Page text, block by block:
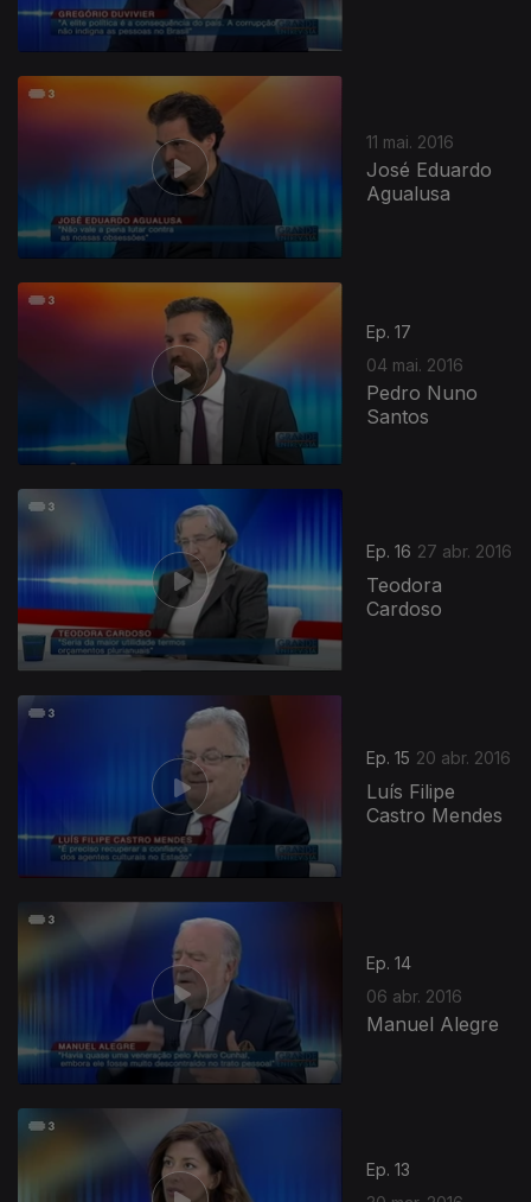
11 mai. 2016
José Eduardo
Agualusa
Ep. 17
04 mai. 2016
Pedro Nuno
Santos
Ep. 16 27 abr. 2016
Teodora
Cardoso
Ep. 15 20 abr. 2016
Luís Filipe
Castro Mendes
Ep. 14
06 abr. 2016
Manuel Alegre
Ep. 13